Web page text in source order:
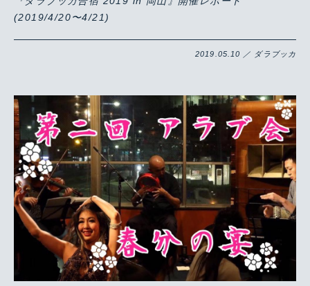
(2019/4/20〜4/21)
2019.05.10 ／ ダラブッカ